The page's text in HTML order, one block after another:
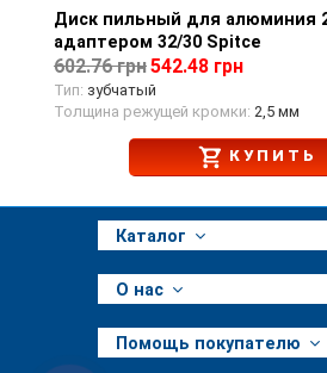
Просмотр товара
Диск пильный для алюминия
адаптером 32/30 Spitce
602.76 грн542.48 грн
Тип: зубчатый
Толщина режущей кромки: 2,5 мм
КУПИТЬ
Каталог
О нас
Помощь покупателю